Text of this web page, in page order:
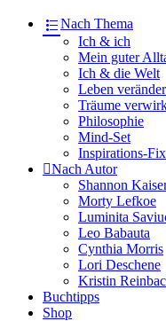
Nach Thema
Ich & ich
Mein guter
Ich & die Welt
Leben
Träume
Philosophie
Mind-Set
Inspirations-Fix
Nach Autor
Shannon
Morty Lefkoe
Luminita
Leo Babauta
Cynthia Morris
Lori Deschene
Kristin
Buchtipps
Shop